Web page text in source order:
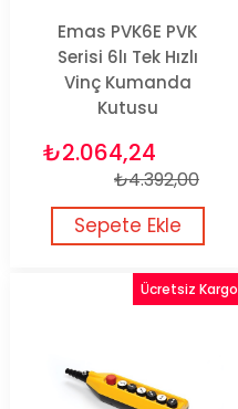
Emas PVK6E PVK
Serisi 6lı Tek Hızlı
Vinç Kumanda
Kutusu
₺2.064,24
₺4.392,00
Sepete Ekle
Ücretsiz Kargo